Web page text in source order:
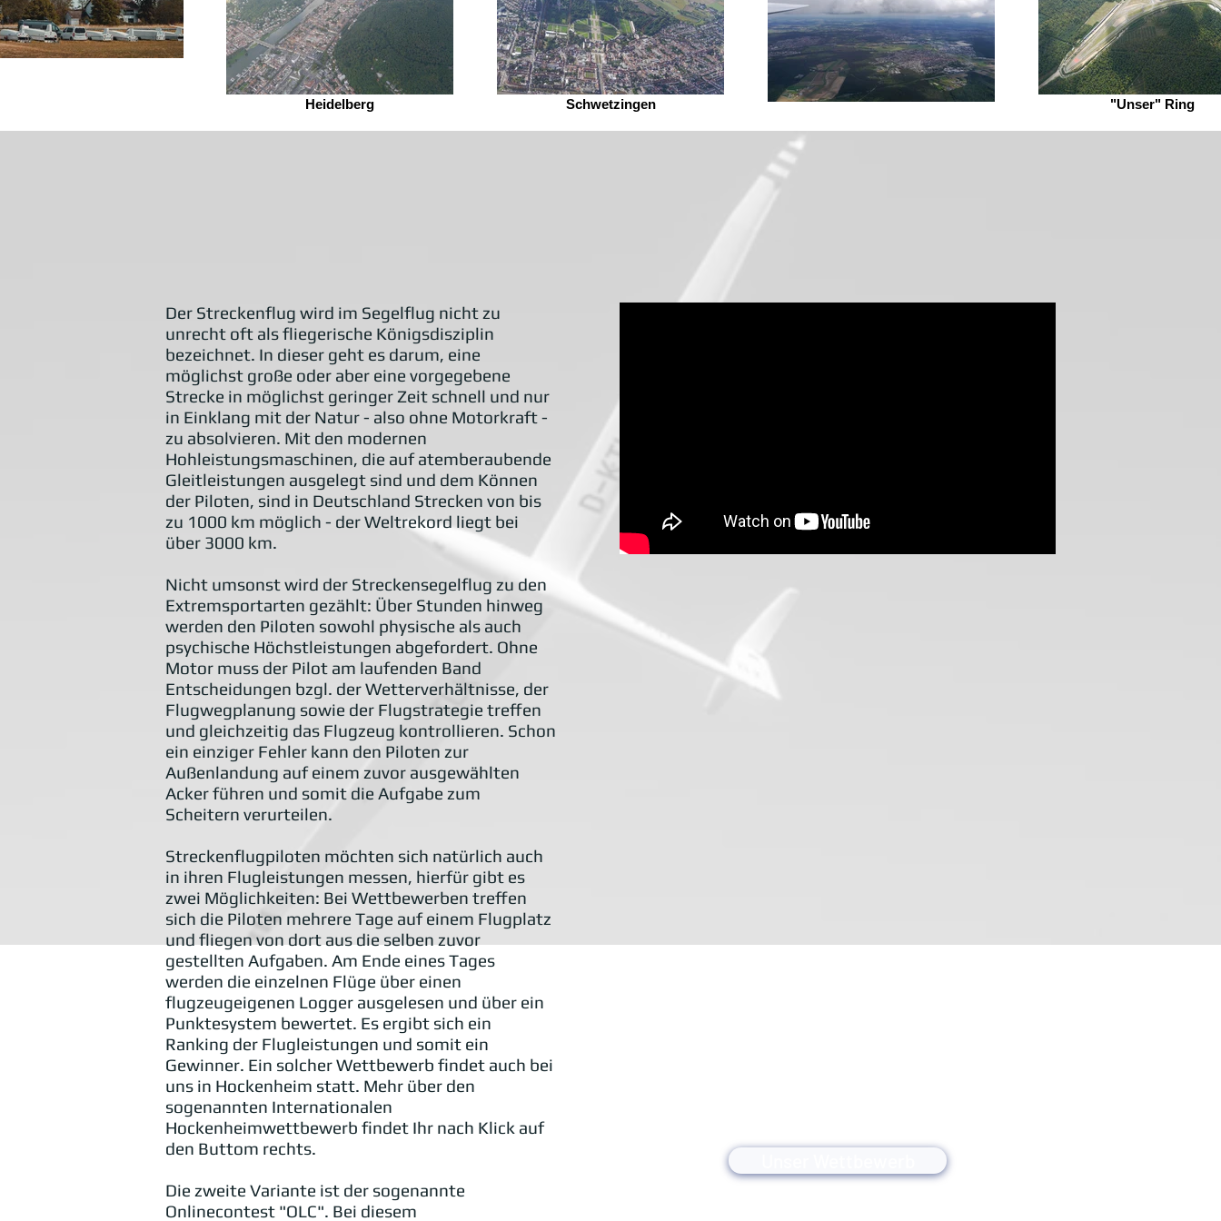
Heidelberg Schwetzingen "Unser" Ring
Der Streckenflug wird im Segelflug nicht zu
unrecht oft als fliegerische Königsdisziplin
bezeichnet. In dieser geht es darum, eine
möglichst große oder aber eine vorgegebene
Strecke in möglichst geringer Zeit schnell und nur
in Einklang mit der Natur - also ohne Motorkraft -
zu absolvieren. Mit den modernen
Hohleistungsmaschinen, die auf atemberaubende
Gleitleistungen ausgelegt sind und dem Können
der Piloten, sind in Deutschland Strecken von bis
zu 1000 km möglich - der Weltrekord liegt bei
über 3000 km.
Nicht umsonst wird der Streckensegelflug zu den
Extremsportarten gezählt: Über Stunden hinweg
werden den Piloten sowohl physische als auch
psychische Höchstleistungen abgefordert. Ohne
Motor muss der Pilot am laufenden Band
Entscheidungen bzgl. der Wetterverhältnisse, der
Flugwegplanung sowie der Flugstrategie treffen
und gleichzeitig das Flugzeug kontrollieren. Schon
ein einziger Fehler kann den Piloten zur
Außenlandung auf einem zuvor ausgewählten
Acker führen und somit die Aufgabe zum
Scheitern verurteilen.
Streckenflugpiloten möchten sich natürlich auch
in ihren Flugleistungen messen, hierfür gibt es
zwei Möglichkeiten: Bei Wettbewerben treffen
sich die Piloten mehrere Tage auf einem Flugplatz
und fliegen von dort aus die selben zuvor
gestellten Aufgaben. Am Ende eines Tages
werden die einzelnen Flüge über einen
flugzeugeigenen Logger ausgelesen und über ein
Punktesystem bewertet. Es ergibt sich ein
Ranking der Flugleistungen und somit ein
Gewinner. Ein solcher Wettbewerb findet auch bei
uns in Hockenheim statt. Mehr über den
sogenannten Internationalen
Hockenheimwettbewerb findet Ihr nach Klick auf
den Buttom rechts.
Die zweite Variante ist der sogenannte
Onlinecontest "OLC". Bei diesem